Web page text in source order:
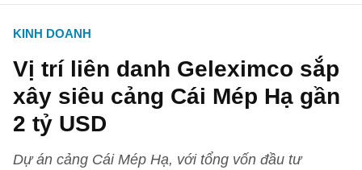
KINH DOANH
Vị trí liên danh Geleximco sắp
xây siêu cảng Cái Mép Hạ gần
2 tỷ USD
Dự án cảng Cái Mép Hạ, với tổng vốn đầu tư